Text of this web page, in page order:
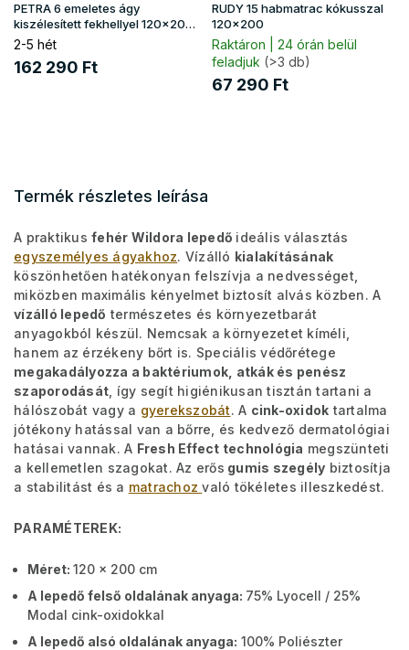
PETRA 6 emeletes ágy
kiszélesített fekhellyel 120x200
- borovi
2-5 hét
162 290 Ft
RUDY 15 habmatrac kókusszal
120x200
Raktáron | 24 órán belül
feladjuk (>3 db)
67 290 Ft
Termék részletes leírása
A praktikus fehér Wildora lepedő ideális választás
egyszemélyes ágyakhoz. Vízálló kialakításának
köszönhetően hatékonyan felszívja a nedvességet,
miközben maximális kényelmet biztosít alvás közben. A
vízálló lepedő természetes és környezetbarát
anyagokból készül. Nemcsak a környezetet kíméli,
hanem az érzékeny bőrt is. Speciális védőrétege
megakadályozza a baktériumok, atkák és penész
szaporodását , így segít higiénikusan tisztán tartani a
hálószobát vagy a gyerekszobát. A cink-oxidok tartalma
jótékony hatással van a bőrre, és kedvező dermatológiai
hatásai vannak. A Fresh Effect technológia megszünteti
a kellemetlen szagokat. Az erős gumis szegély biztosítja
a stabilitást és a matrachozvaló tökéletes illeszkedést.
PARAMÉTEREK:
Méret: 120 x 200 cm
A lepedő felső oldalának anyaga: 75% Lyocell / 25%
Modal cink-oxidokkal
A lepedő alsó oldalának anyaga: 100% Poliészter